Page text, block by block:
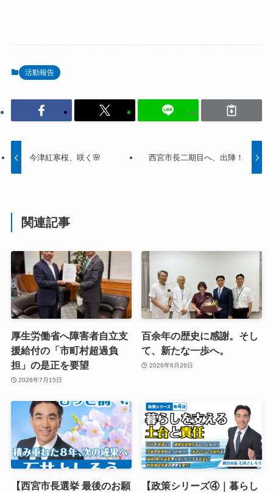
活動報告
今津紅寒桜、咲く🌸 西宮市長二期目へ、出陣！
関連記事
厚生労働省へ障害者自立支
援給付の「市町村超過負
担」の是正を要望
2026年7月15日
百余年の歴史に感謝。そし
て、新たな一歩へ。
2026年6月26日
【西宮市長選挙 最後のお願
【政策シリーズ④｜暮らし